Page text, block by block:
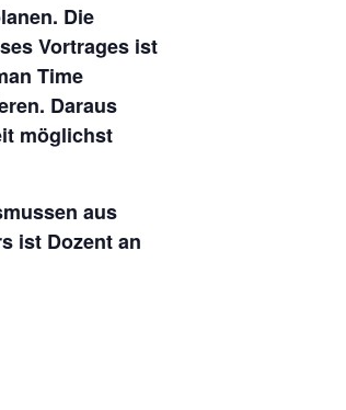
Die
Vortrages ist
Time
Daraus
möglichst
aus
ist Dozent an